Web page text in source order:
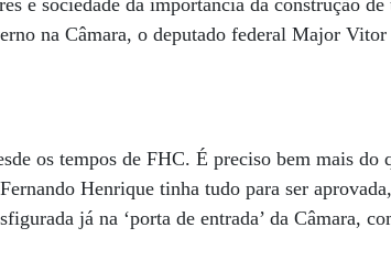
e sociedade da importância da construção de
na Câmara, o deputado federal Major
os tempos de FHC. É preciso bem mais do
Henrique tinha tudo para ser
já na ‘porta de entrada’ da Câmara,